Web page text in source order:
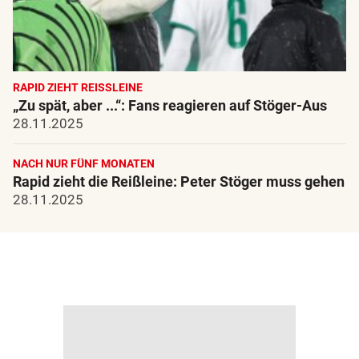
RAPID ZIEHT REISSLEINE
„Zu spät, aber ...“: Fans reagieren auf Stöger-Aus
28.11.2025
NACH NUR FÜNF MONATEN
Rapid zieht die Reißleine: Peter Stöger muss gehen
28.11.2025